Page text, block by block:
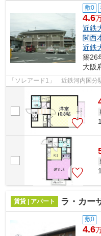
敷0
4.6
近鉄
関西
近鉄
築26
大阪
「ソレアード1」 近鉄河内国
賃貸 | アパート ラ・カー
敷0
4.6